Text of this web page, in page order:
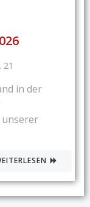
21
in der
unserer